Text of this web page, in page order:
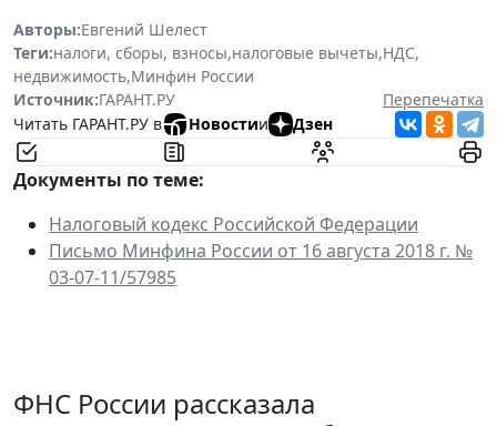
Авторы:Евгений Шелест
Теги:налоги, сборы, взносы,налоговые вычеты,НДС,
недвижимость,Минфин России
Источник:ГАРАНТ.РУ
Перепечатка
Читать ГАРАНТ.РУ в
Новостии Дзен
Документы по теме:
Налоговый кодекс Российской Федерации
Письмо Минфина России от 16 августа 2018 г. №
03-07-11/57985
ФНС России рассказала